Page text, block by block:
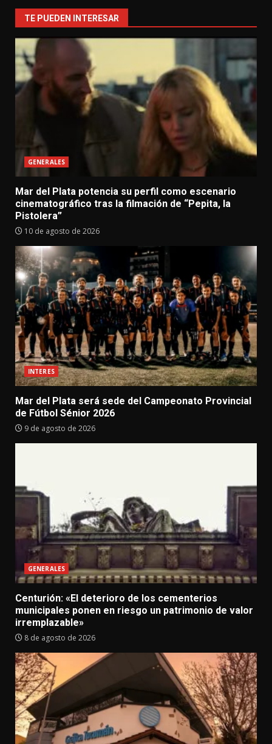
TE PUEDEN INTERESAR
GENERALES
Mar del Plata potencia su perfil como escenario
cinematográfico tras la filmación de “Pepita, la
Pistolera”
10 de agosto de 2026
INTERES
Mar del Plata será sede del Campeonato Provincial
de Fútbol Sénior 2026
9 de agosto de 2026
GENERALES
Centurión: «El deterioro de los cementerios
municipales ponen en riesgo un patrimonio de valor
irremplazable»
8 de agosto de 2026